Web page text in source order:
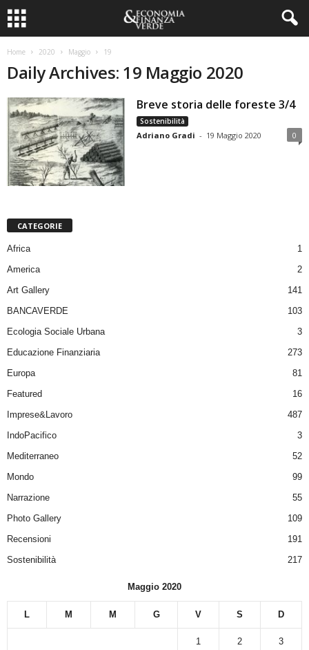
Home 2020 Maggio 19
Daily Archives: 19 Maggio 2020
Breve storia delle foreste 3/4
Sostenibilità
Adriano Gradi - 19 Maggio 2020 0
CATEGORIE
Africa
1
America
2
Art Gallery
141
BANCAVERDE
103
Ecologia Sociale Urbana
3
Educazione Finanziaria
273
Europa
81
Featured
16
Imprese&Lavoro
487
IndoPacifico
3
Mediterraneo
52
Mondo
99
Narrazione
55
Photo Gallery
109
Recensioni
191
Sostenibilità
217
Maggio 2020
L M M G V S D
1 2 3